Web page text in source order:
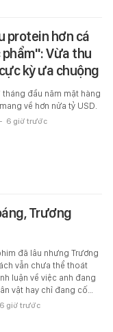
protein hơn cá
Vừa thu
kỳ ưa chuộng
tháng đầu năm mặt hàng
về hơn nửa tỷ USD.
- 6 giờ trước
Trương
đã lâu nhưng Trương
vẫn chưa thể thoát
luận về việc anh đang
vật hay chỉ đang cố…
6 giờ trước